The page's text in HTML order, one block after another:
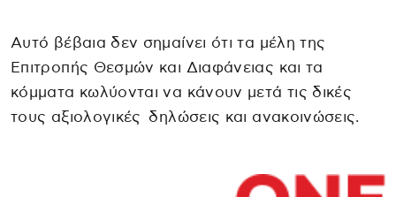
Αυτό βέβαια δεν σημαίνει ότι τα μέλη της
Επιτροπής Θεσμών και Διαφάνειας και τα
κόμματα κωλύονται να κάνουν μετά τις δικές
τους αξιολογικές δηλώσεις και ανακοινώσεις.